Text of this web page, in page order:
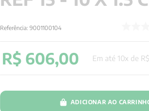
Referência:9001100104
R$ 606,00 Em até10x de R$
ADICIONAR AO